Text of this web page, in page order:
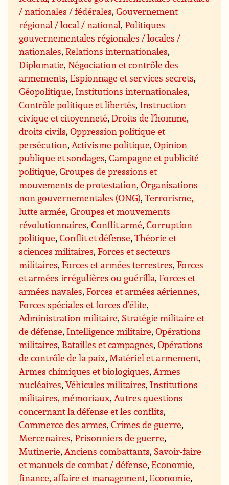
/ nationales / fédérales,Gouvernement
régional / local / national,Politiques
gouvernementales régionales / locales /
nationales,Relations internationales,
Diplomatie,Négociation et contrôle des
armements,Espionnage et services secrets,
Géopolitique, Institutions internationales,
Contrôle politique et libertés, Instruction
civique et citoyenneté,Droits de l’homme,
droits civils,Oppression politique et
persécution,Activisme politique,Opinion
publique et sondages,Campagne et publicité
politique,Groupes de pressions et
mouvements de protestation,Organisations
non gouvernementales (ONG),Terrorisme,
lutte armée,Groupes et mouvements
révolutionnaires,Conflit armé,Corruption
politique,Conflit et défense,Théorie et
sciences militaires,Forces et secteurs
militaires,Forces et armées terrestres,Forces
et armées irrégulières ou guérilla,Forces et
armées navales,Forces et armées aériennes,
Forces spéciales et forces d’élite,
Administration militaire, Stratégie militaire et
de défense, Intelligence militaire,Opérations
militaires, Batailles et campagnes,Opérations
de contrôle de la paix,Matériel et armement,
Armes chimiques et biologiques,Armes
nucléaires,Véhicules militaires, Institutions
militaires, mémoriaux,Autres questions
concernant la défense et les conflits,
Commerce des armes,Crimes de guerre,
Mercenaires,Prisonniers de guerre,
Mutinerie,Anciens combattants, Savoir-faire
et manuels de combat / défense,Economie,
finance, affaire et management,Economie,